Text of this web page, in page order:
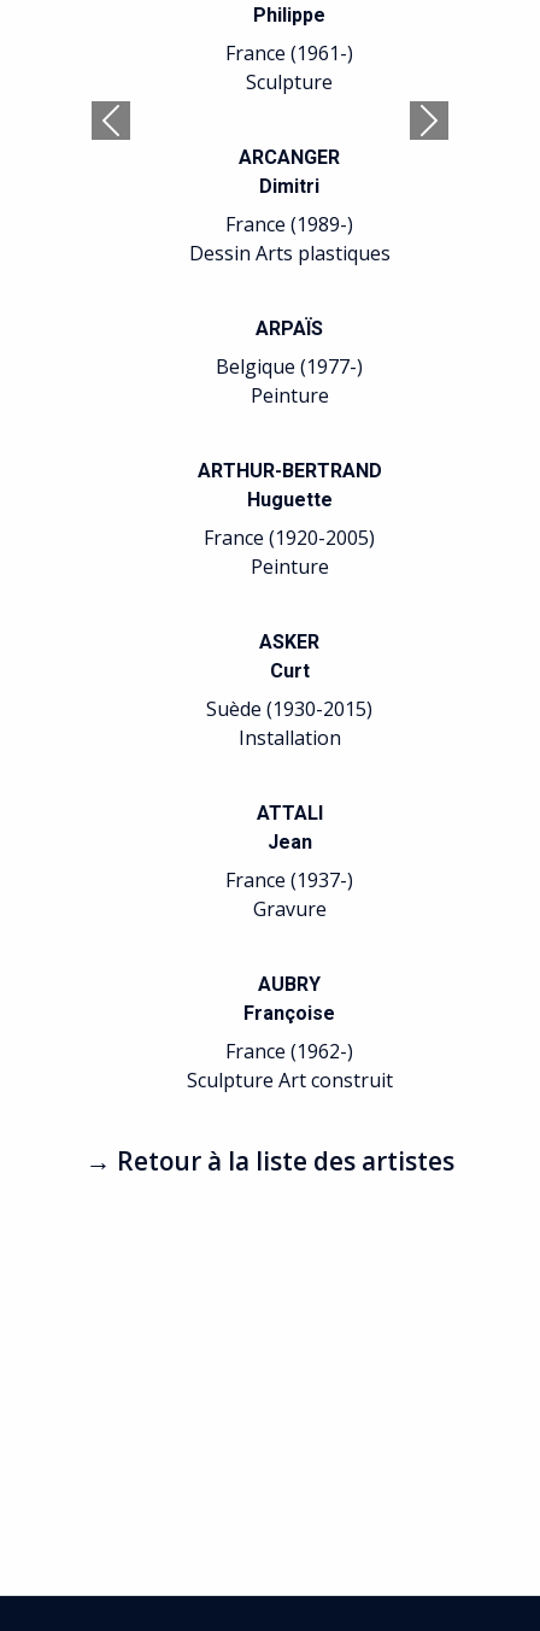
Philippe
France (1961-)
Sculpture
ARCANGER
Dimitri
France (1989-)
Dessin Arts plastiques
ARPAÏS
Belgique (1977-)
Peinture
ARTHUR-BERTRAND
Huguette
France (1920-2005)
Peinture
ASKER
Curt
Suède (1930-2015)
Installation
ATTALI
Jean
France (1937-)
Gravure
AUBRY
Françoise
France (1962-)
Sculpture Art construit
Précédent Suivant
→ Retour à la liste des artistes